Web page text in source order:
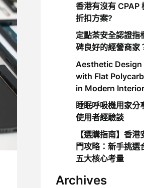
香港有沒有 CPAP
折扣方案?
定點茶安全認證指
碑良好的經營商家
Aesthetic
with Flat
in Modern
睡眠呼吸機用家分
使用者經驗談
【選購指南】香
門攻略：新手挑選
五大核心考量
Archives